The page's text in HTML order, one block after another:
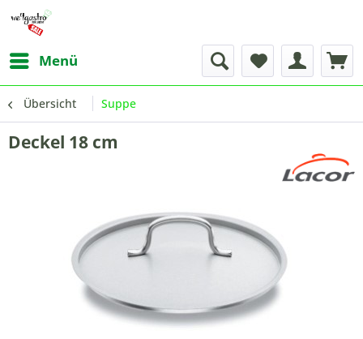
Menü
Übersicht Suppe
Deckel 18 cm